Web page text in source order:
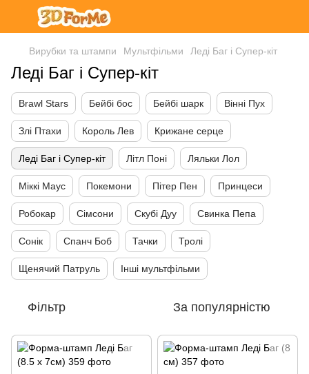
Вирубки та штампи Мультфільми Леді Баг і Супер-кіт
Леді Баг і Супер-кіт
Brawl Stars Бейбі бос Бейбі шарк Вінні Пух
Злі Птахи Король Лев Крижане серце
Леді Баг і Супер-кіт Літл Поні Ляльки Лол
Міккі Маус Покемони Пітер Пен Принцеси
Робокар Сімсони Скубі Дуу Свинка Пепа
Сонік Спанч Боб Тачки Тролі
Щенячий Патруль Інші мультфільми
Фільтр За популярністю